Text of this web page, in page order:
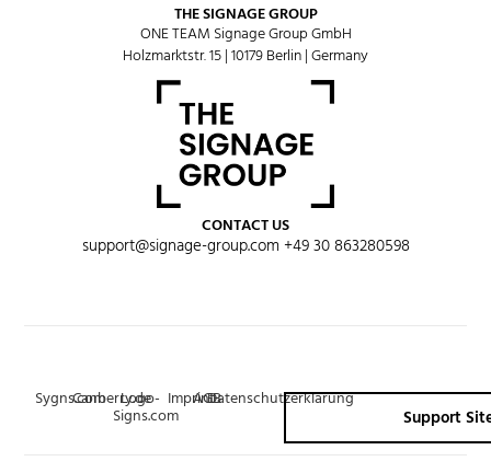
THE SIGNAGE GROUP
ONE TEAM Signage Group GmbH
Holzmarktstr. 15 | 10179 Berlin | Germany
CONTACT US
support@signage-group.com +49 30 863280598
Sygns.comCanberry.de
Logo-
Signs.com
Imprint
AGBDatenschutzerklärung
Support